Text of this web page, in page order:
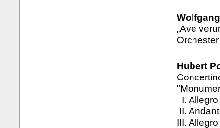
„Ave
Hubert
I. Allegro
II.
III. Allegro